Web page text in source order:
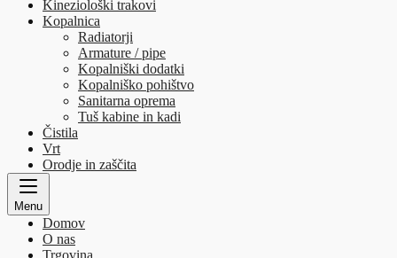
Kineziološki trakovi
Kopalnica
Radiatorji
Armature / pipe
Kopalniški dodatki
Kopalniško pohištvo
Sanitarna oprema
Tuš kabine in kadi
Čistila
Vrt
Orodje in zaščita
Menu
Domov
O nas